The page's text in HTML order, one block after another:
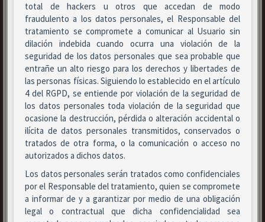
total de hackers u otros que accedan de modo
fraudulento a los datos personales, el Responsable del
tratamiento se compromete a comunicar al Usuario sin
dilación indebida cuando ocurra una violación de la
seguridad de los datos personales que sea probable que
entrañe un alto riesgo para los derechos y libertades de
las personas físicas. Siguiendo lo establecido en el artículo
4 del RGPD, se entiende por violación de la seguridad de
los datos personales toda violación de la seguridad que
ocasione la destrucción, pérdida o alteración accidental o
ilícita de datos personales transmitidos, conservados o
tratados de otra forma, o la comunicación o acceso no
autorizados a dichos datos.
Los datos personales serán tratados como confidenciales
por el Responsable del tratamiento, quien se compromete
a informar de y a garantizar por medio de una obligación
legal o contractual que dicha confidencialidad sea